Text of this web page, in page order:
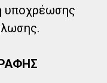
υποχρέωσης